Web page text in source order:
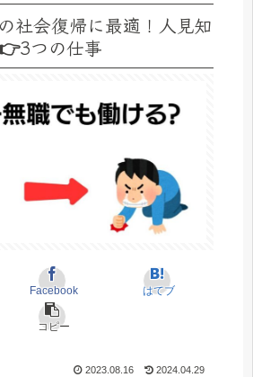
社会復帰に最適！人見知
つの仕事
Facebook はてブ
コピー
2023.08.16 2024.04.29